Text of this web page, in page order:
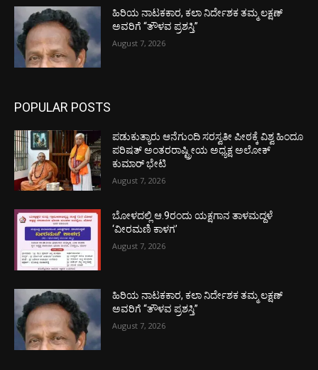
ಹಿರಿಯ ನಾಟಕಕಾರ, ಕಲಾ ನಿರ್ದೇಶಕ ತಮ್ಮ ಲಕ್ಷಣ್
ಅವರಿಗೆ “ತೌಳವ ಪ್ರಶಸ್ತಿ”
August 7, 2026
POPULAR POSTS
ಪಡುಕುತ್ಯಾರು ಆನೆಗುಂದಿ ಸರಸ್ವತೀ ಪೀಠಕ್ಕೆ ವಿಶ್ವ ಹಿಂದೂ
ಪರಿಷತ್ ಅಂತರರಾಷ್ಟ್ರೀಯ ಅಧ್ಯಕ್ಷ ಅಲೋಕ್
ಕುಮಾರ್ ಭೇಟಿ
August 7, 2026
ಬೋಳದಲ್ಲಿ ಆ.9ರಂದು ಯಕ್ಷಗಾನ ತಾಳಮದ್ದಳೆ
‘ವೀರಮಣಿ ಕಾಳಗ’
August 7, 2026
ಹಿರಿಯ ನಾಟಕಕಾರ, ಕಲಾ ನಿರ್ದೇಶಕ ತಮ್ಮ ಲಕ್ಷಣ್
ಅವರಿಗೆ “ತೌಳವ ಪ್ರಶಸ್ತಿ”
August 7, 2026